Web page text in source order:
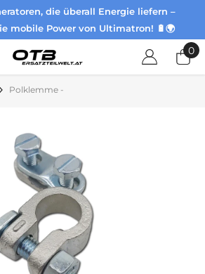
die überall Energie liefern –
mobile Power von Ultimatron! 🔋🌍
0
0
Polklemme -